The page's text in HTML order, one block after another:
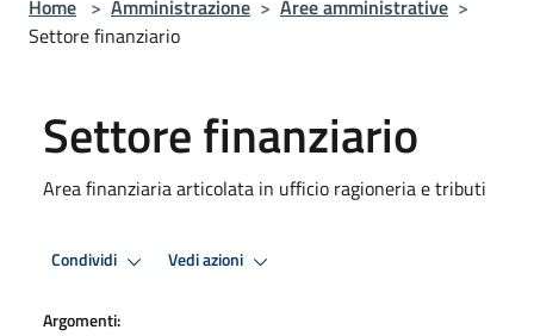
Home > Amministrazione > Aree amministrative >
Settore finanziario
Settore finanziario
Area finanziaria articolata in ufficio ragioneria e tributi
Condividi Vedi azioni
Argomenti: